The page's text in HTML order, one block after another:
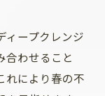
ィープクレンジ
合わせること
れにより春の不